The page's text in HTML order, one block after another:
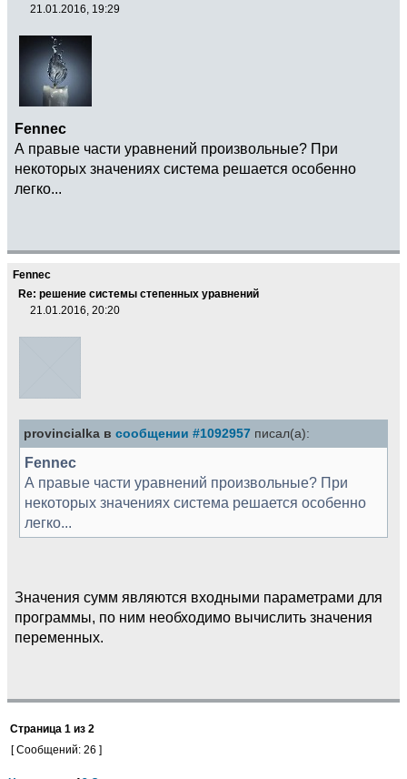
21.01.2016, 19:29
Fennec
А правые части уравнений произвольные? При
некоторых значениях система решается особенно
легко...
Fennec
Re: решение системы степенных уравнений
21.01.2016, 20:20
provincialka в сообщении #1092957 писал(а):
Fennec
А правые части уравнений произвольные? При
некоторых значениях система решается особенно
легко...
Значения сумм являются входными параметрами для
программы, по ним необходимо вычислить значения
переменных.
Страница 1 из 2
[ Сообщений: 26 ]